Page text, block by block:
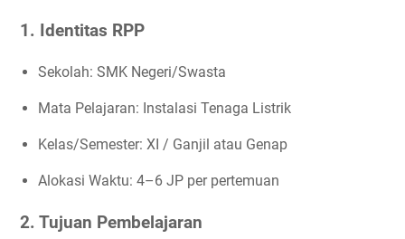
1. Identitas RPP
Sekolah: SMK Negeri/Swasta
Mata Pelajaran: Instalasi Tenaga Listrik
Kelas/Semester: XI / Ganjil atau Genap
Alokasi Waktu: 4–6 JP per pertemuan
2. Tujuan Pembelajaran